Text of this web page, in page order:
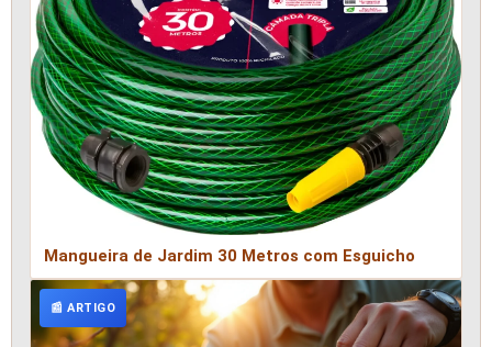
Mangueira de Jardim 30 Metros com Esguicho
📰 ARTIGO